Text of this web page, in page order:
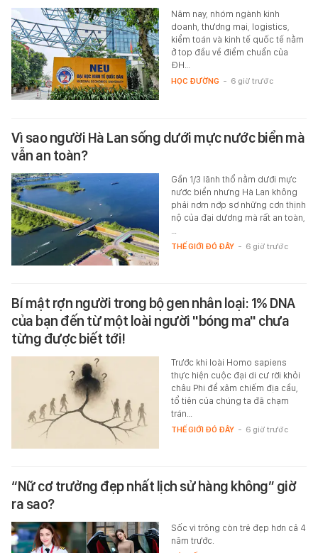
Năm nay, nhóm ngành kinh
doanh, thương mại, logistics,
kiểm toán và kinh tế quốc tế nằm
ở top đầu về điểm chuẩn của
ĐH…
HỌC ĐƯỜNG - 6 giờ trước
Vì sao người Hà Lan sống dưới mực nước biển mà
vẫn an toàn?
Gần 1/3 lãnh thổ nằm dưới mực
nước biển nhưng Hà Lan không
phải nơm nớp sợ những cơn thịnh
nộ của đại dương mà rất an toàn,
…
THẾ GIỚI ĐÓ ĐÂY - 6 giờ trước
Bí mật rợn người trong bộ gen nhân loại: 1% DNA
của bạn đến từ một loài người "bóng ma" chưa
từng được biết tới!
Trước khi loài Homo sapiens
thực hiện cuộc đại di cư rời khỏi
châu Phi để xâm chiếm địa cầu,
tổ tiên của chúng ta đã chạm
trán…
THẾ GIỚI ĐÓ ĐÂY - 6 giờ trước
“Nữ cơ trưởng đẹp nhất lịch sử hàng không” giờ
ra sao?
Sốc vì trông còn trẻ đẹp hơn cả 4
năm trước.